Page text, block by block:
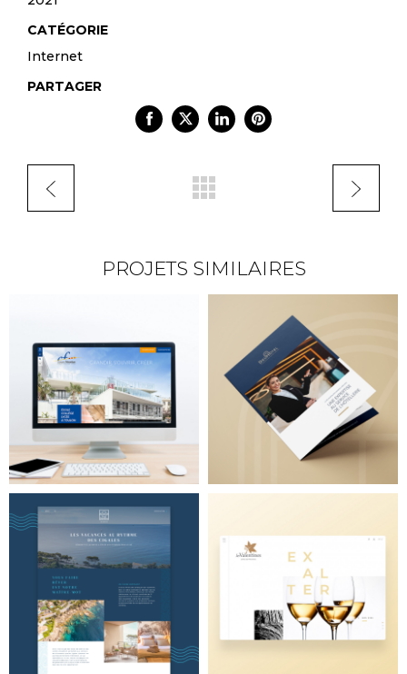
CATÉGORIE
Internet
PARTAGER
PROJETS SIMILAIRES